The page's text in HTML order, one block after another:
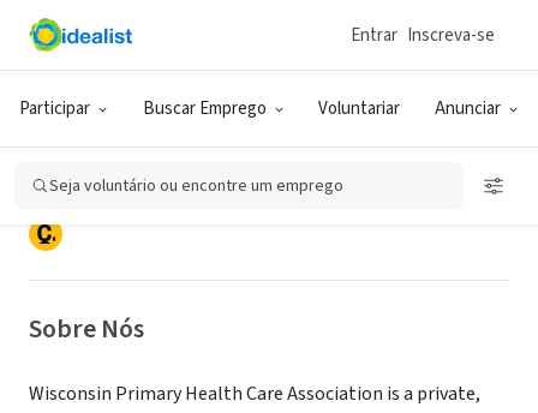
Participar Buscar Emprego Voluntariar Anunciar
Entrar Inscreva-se
Seja voluntário ou encontre um emprego
ONG (SETOR SOCIAL)
Wisconsin Primary Health Care
Association
Madison, WI|www.wphca.org
Sobre Nós
Wisconsin Primary Health Care Association is a private,